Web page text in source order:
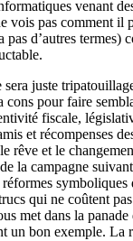
venant
vois pas comment il
pas d’autres termes)
juste
cons pour faire
fiscale,
et récompenses
rêve et le
la campagne
symboliques
qui ne coûtent
met dans la panade
un bon exemple. La